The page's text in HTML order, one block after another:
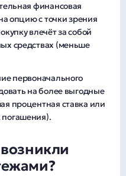
финансовая
опцию с точки зрения
влечёт за собой
средствах (меньше
первоначального
на более выгодные
процентная ставка или